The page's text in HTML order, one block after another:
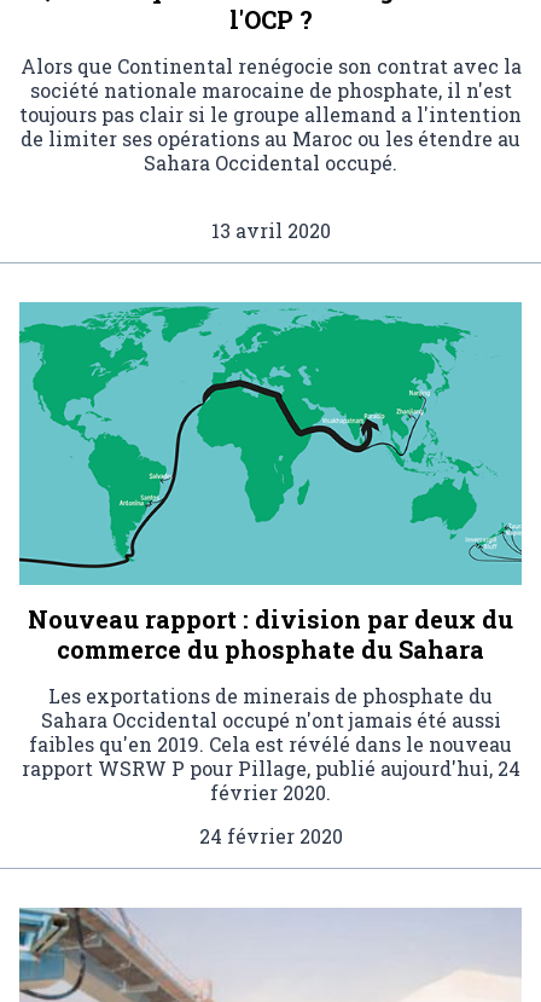
l'OCP ?
Alors que Continental renégocie son contrat avec la
société nationale marocaine de phosphate, il n'est
toujours pas clair si le groupe allemand a l'intention
de limiter ses opérations au Maroc ou les étendre au
Sahara Occidental occupé.
13 avril 2020
Nouveau rapport : division par deux du
commerce du phosphate du Sahara
Les exportations de minerais de phosphate du
Sahara Occidental occupé n'ont jamais été aussi
faibles qu'en 2019. Cela est révélé dans le nouveau
rapport WSRW P pour Pillage, publié aujourd'hui, 24
février 2020.
24 février 2020